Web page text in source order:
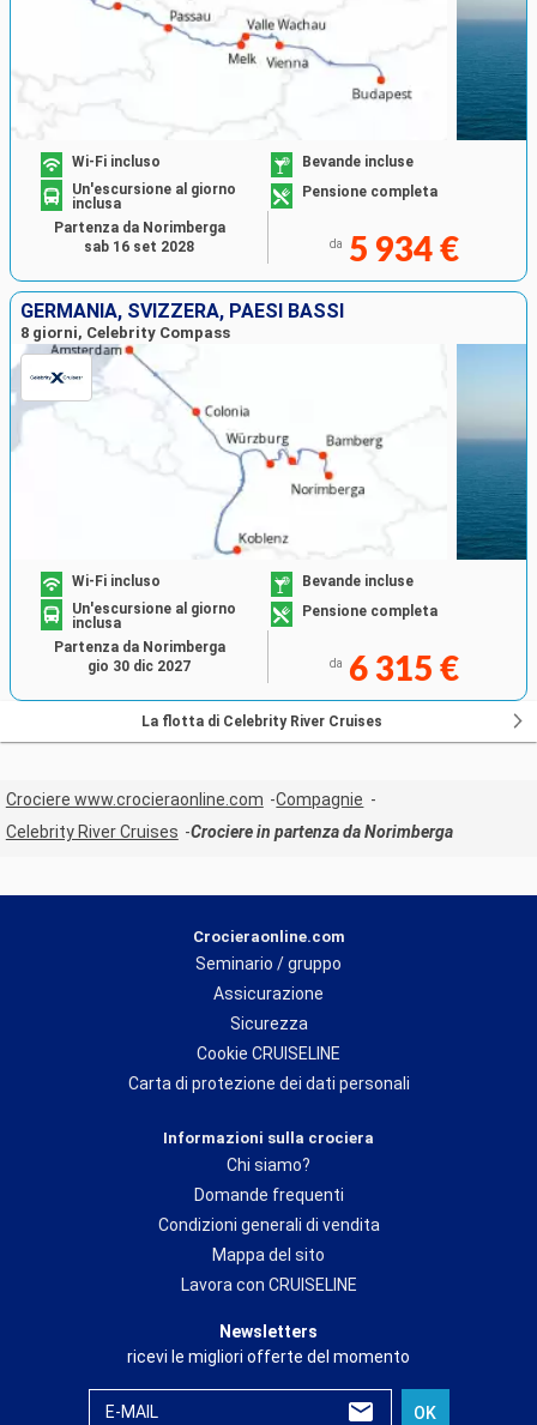
Wi-Fi incluso
Bevande incluse
Un'escursione al giorno
inclusa
Pensione completa
da 5 934 €
Partenza da Norimberga
sab 16 set 2028
GERMANIA, SVIZZERA, PAESI BASSI
8 giorni, Celebrity Compass
Wi-Fi incluso
Bevande incluse
Un'escursione al giorno
inclusa
Pensione completa
da 6 315 €
Partenza da Norimberga
gio 30 dic 2027
La flotta di Celebrity River Cruises
Crociere www.crocieraonline.com
Compagnie
Celebrity River Cruises
Crociere in partenza da Norimberga
Crocieraonline.com
Seminario / gruppo
Assicurazione
Sicurezza
Cookie CRUISELINE
Carta di protezione dei dati personali
Informazioni sulla crociera
Chi siamo?
Domande frequenti
Condizioni generali di vendita
Mappa del sito
Lavora con CRUISELINE
Newsletters
ricevi le migliori offerte del momento
E-MAIL OK